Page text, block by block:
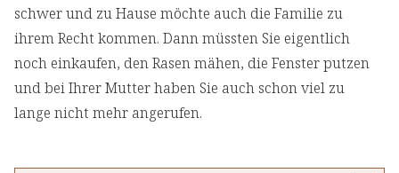
schwer und zu Hause möchte auch die Familie zu
ihrem Recht kommen. Dann müssten Sie eigentlich
noch einkaufen, den Rasen mähen, die Fenster putzen
und bei Ihrer Mutter haben Sie auch schon viel zu
lange nicht mehr angerufen.